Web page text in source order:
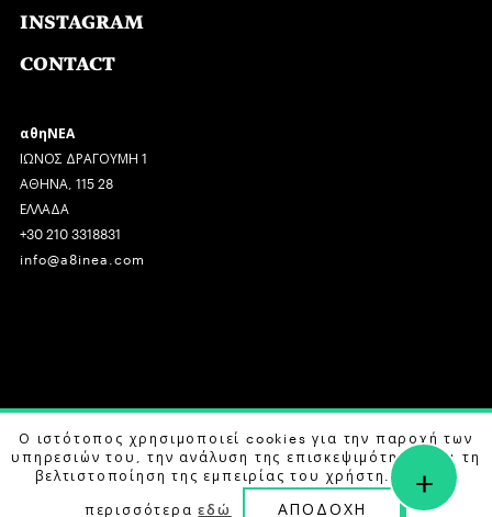
INSTAGRAM
CONTACT
αθηΝΕΑ
ΙΩΝΟΣ ΔΡΑΓΟΥΜΗ 1
ΑΘΗΝΑ, 115 28
ΕΛΛΑΔΑ
+30 210 3318831
info@a8inea.com
COPYRIGHT © 2026 αθηΝΕΑ, ALL RIGHTS RESERVED.
DESIGN BY G DESIGN STUDIO. DEVELOPED BYB LABS
Ο ιστότοπος χρησιμοποιεί cookies για την παροχή των
υπηρεσιών του, την ανάλυση της επισκεψιμότητας και τη
βελτιστοποίηση της εμπειρίας του χρήστη. Μάθετε
περισσότεραεδώ ΑΠΟΔΟΧΗ
+